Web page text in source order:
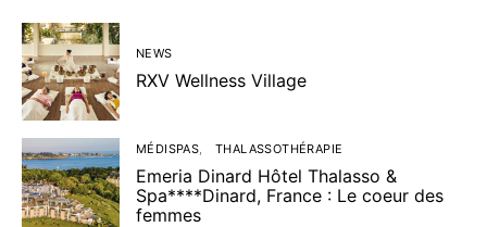
NEWS
RXV Wellness Village
MÉDISPAS THALASSOTHÉRAPIE
Emeria Dinard Hôtel Thalasso &
Spa****Dinard, France : Le coeur des
femmes